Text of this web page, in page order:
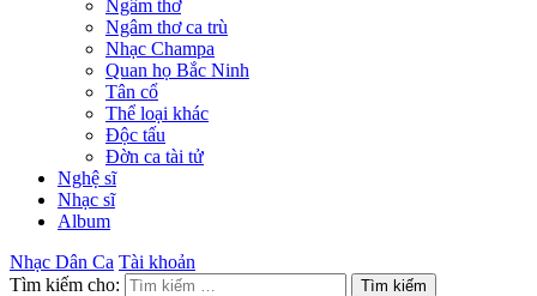
Ngâm thơ
Ngâm thơ ca trù
Nhạc Champa
Quan họ Bắc Ninh
Tân cổ
Thể loại khác
Độc tấu
Đờn ca tài tử
Nghệ sĩ
Nhạc sĩ
Album
Nhạc Dân Ca Tài khoản
Tìm kiếm cho: